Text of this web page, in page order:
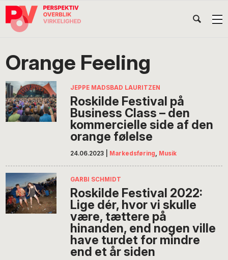
Gå
direkte
navigation
Skip
indhold
Gå
direkte
POV
International
Orange Feeling
JEPPE MADSBAD LAURITZEN
Roskilde Festival på
Business Class – den
kommercielle side af den
orange følelse
24.06.2023 Markedsføring, Musik
GARBI SCHMIDT
Roskilde Festival 2022:
Lige dér, hvor vi skulle
være, tættere på
hinanden, end nogen ville
have turdet for mindre
end et år siden